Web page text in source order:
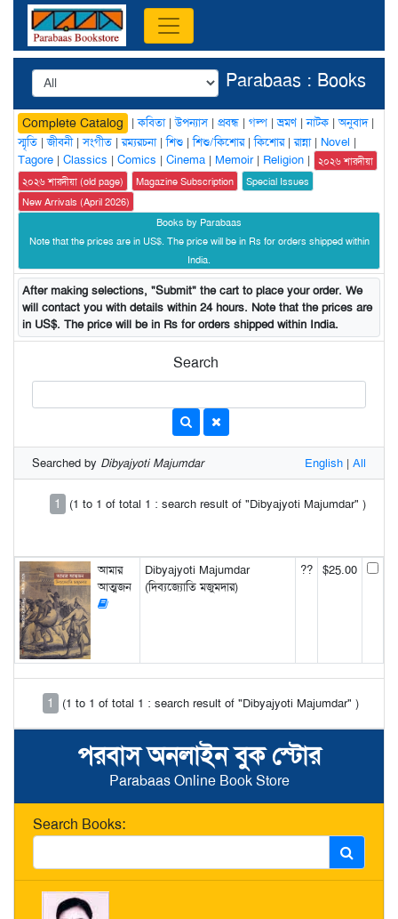
পরবাস অনলাইন বুক স্টোর
Parabaas Online Book Store
Search Books:
Parabaas : Books
Complete Catalog |কবিতা|উপন্যাস| প্রবন্ধ | গল্প |ভ্রমণ|নাটক |অনুবাদ|
স্মৃতি |জীবনী|সংগীত |রম্যরচনা|শিশু |শিশু/কিশোর|কিশোর|রান্না| Novel |
Tagore | Classics | Comics | Cinema | Memoir| Religion |
২০২৬ শারদীয়া
২০২৬ শারদীয়া (old page)
Magazine Subscription
Special Issues
New Arrivals (April 2026)
Books by Parabaas
Note that the prices are in US$. The price will be in Rs for orders shipped within
India.
After making selections, "Submit" the cart to place your order. We
will contact you with details within 24 hours. Note that the prices are
in US$. The price will be in Rs for orders shipped within India.
Search
Searched by Dibyajyoti Majumdar English | All
1 (1 to 1 of total 1 : search result of "Dibyajyoti Majumdar" )
আমার
আত্মজন
Dibyajyoti Majumdar
(দিব্যজ্যোতি মজুমদার)
?? $25.00
1 (1 to 1 of total 1 : search result of "Dibyajyoti Majumdar" )